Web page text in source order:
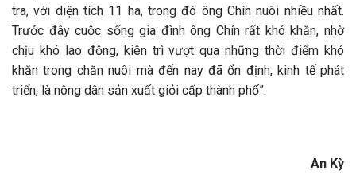
tra, với diện tích 11 ha, trong đó ông Chín nuôi nhiều nhất.
Trước đây cuộc sống gia đình ông Chín rất khó khăn, nhờ
chịu khó lao động, kiên trì vượt qua những thời điểm khó
khăn trong chăn nuôi mà đến nay đã ổn định, kinh tế phát
triển, là nông dân sản xuất giỏi cấp thành phố”.
An Kỳ